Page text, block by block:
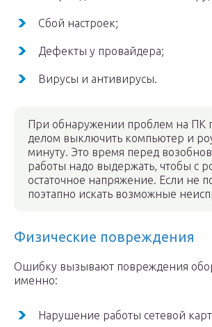
Сбой настроек;
Дефекты у провайдера;
Вирусы и антивирусы.
При обнаружении проблем на ПК
делом выключить компьютер и
минуту. Это время перед
работы надо выдержать, чтобы с
остаточное напряжение. Если не
поэтапно искать возможные
Физические повреждения
Ошибку вызывают повреждения
именно:
Нарушение работы сетевой